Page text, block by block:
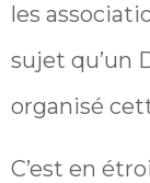
les
sujet qu’un
organisé
C’est en